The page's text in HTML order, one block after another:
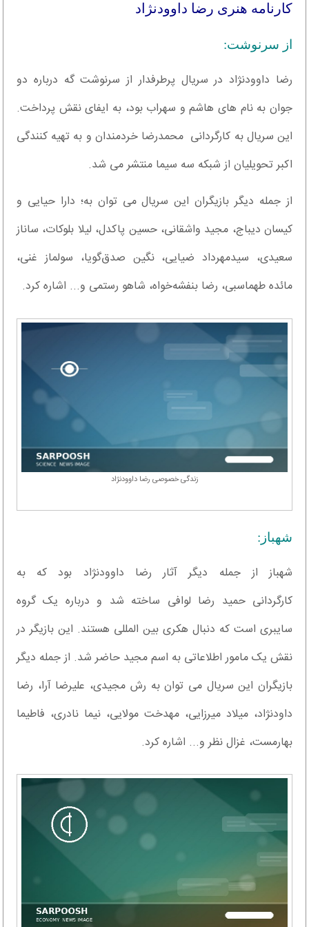
کارنامه هنری رضا داوودنژاد
از سرنوشت:
رضا داوودنژاد در سریال پرطرفدار از سرنوشت گه درباره دو
جوان به نام های هاشم و سهراب بود، به ایفای نقش پرداخت.
این سریال به کارگردانی محمدرضا خردمندان و به تهیه ‌کنندگی
اکبر تحویلیان از شبکه سه سیما منتشر می شد.
از جمله دیگر بازیگران این سریال می توان به؛ دارا حیایی و
کیسان دیباج، مجید واشقانی، حسین پاکدل، لیلا بلوکات، ساناز
سعیدی، سیدمهرداد ضیایی، نگین صدق‌گویا، سولماز غنی،
مائده طهماسبی، رضا بنفشه‌خواه، شاهو رستمی و... اشاره کرد.
زندگی خصوصی رضا داوودنژاد
شهباز:
شهباز از جمله دیگر آثار رضا داوودنژاد بود که به
کارگردانی حمید رضا لوافی ساخته شد و درباره یک گروه
سایبری است که دنبال هکری بین المللی هستند. این بازیگر در
نقش یک مامور اطلاعاتی به اسم مجید حاضر شد. از جمله دیگر
بازیگران این سریال می توان به رش مجیدی، علیرضا آرا، رضا
داودنژاد، میلاد میرزایی، مهدخت مولایی، نیما نادری، فاطیما
بهارمست، غزال نظر و... اشاره کرد.